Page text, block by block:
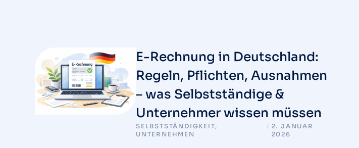
E-Rechnung in Deutschland:
Regeln, Pflichten, Ausnahmen
– was Selbstständige &
Unternehmer wissen müssen
SELBSTSTÄNDIGKEIT,
UNTERNEHMEN
/ 2. JANUAR
2026